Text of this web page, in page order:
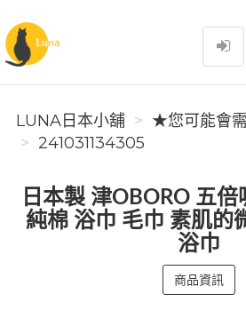
Luna日本小舖
LUNA日本小舖
★您可能會
241031134305
日本製 津OBORO 五
純棉 浴巾 毛巾 素肌的
浴巾
商品資訊